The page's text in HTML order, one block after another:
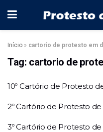
Início » cartorio de protesto em
Tag: cartorio de
10º Cartório de Protesto
2º Cartório de Protesto
3º Cartório de Protesto